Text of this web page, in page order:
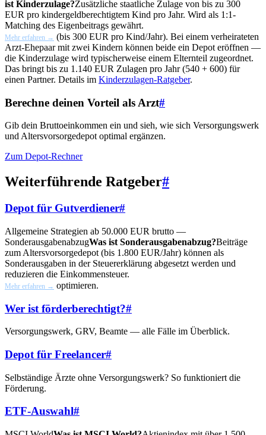
ist Kinderzulage?Zusätzliche staatliche Zulage von bis zu 300
EUR pro kindergeldberechtigtem Kind pro Jahr. Wird als 1:1-
Matching des Eigenbeitrags gewährt.
Mehr erfahren → (bis 300 EUR pro Kind/Jahr). Bei einem verheirateten
Arzt-Ehepaar mit zwei Kindern können beide ein Depot eröffnen —
die Kinderzulage wird typischerweise einem Elternteil zugeordnet.
Das bringt bis zu 1.140 EUR Zulagen pro Jahr (540 + 600) für
einen Partner. Details im Kinderzulagen-Ratgeber.
Berechne deinen Vorteil als Arzt#
Gib dein Bruttoeinkommen ein und sieh, wie sich Versorgungswerk
und Altersvorsorgedepot optimal ergänzen.
Zum Depot-Rechner
Weiterführende Ratgeber#
Depot für Gutverdiener#
Allgemeine Strategien ab 50.000 EUR brutto —
SonderausgabenabzugWas ist Sonderausgabenabzug?Beiträge
zum Altersvorsorgedepot (bis 1.800 EUR/Jahr) können als
Sonderausgaben in der Steuererklärung abgesetzt werden und
reduzieren die Einkommensteuer.
Mehr erfahren → optimieren.
Wer ist förderberechtigt?#
Versorgungswerk, GRV, Beamte — alle Fälle im Überblick.
Depot für Freelancer#
Selbständige Ärzte ohne Versorgungswerk? So funktioniert die
Förderung.
ETF-Auswahl#